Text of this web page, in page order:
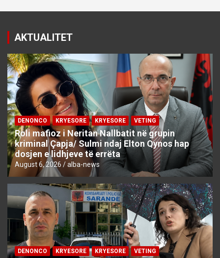
AKTUALITET
DENONCO KRYESORE KRYESORE VETING
Roli mafioz i Neritan Nallbatit në grupin
kriminal Çapja/ Sulmi ndaj Elton Qynos hap
dosjen e lidhjeve të errëta
August 6, 2026 alba-news
DENONCO KRYESORE KRYESORE VETING